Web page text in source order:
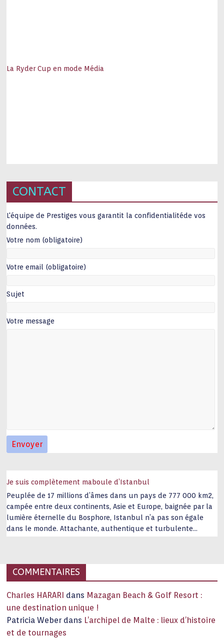
La Ryder Cup en mode Média
CONTACT
L'équipe de Prestiges vous garantit la confidentialitéde vos
données.
Votre nom (obligatoire)
Votre email (obligatoire)
Sujet
Votre message
Je suis complètement maboule d’Istanbul
Peuplée de 17 millions d’âmes dans un pays de 777 000 km2,
campée entre deux continents, Asie et Europe, baignée par la
lumière éternelle du Bosphore, Istanbul n’a pas son égale
dans le monde. Attachante, authentique et turbulente
COMMENTAIRES
Charles HARARI dans Mazagan Beach & Golf Resort :
une destination unique !
Patricia Weber dans L’archipel de Malte : lieux d’histoire
et de tournages